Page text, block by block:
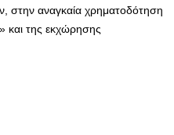
αναγκαία χρηματοδότηση
και της εκχώρησης